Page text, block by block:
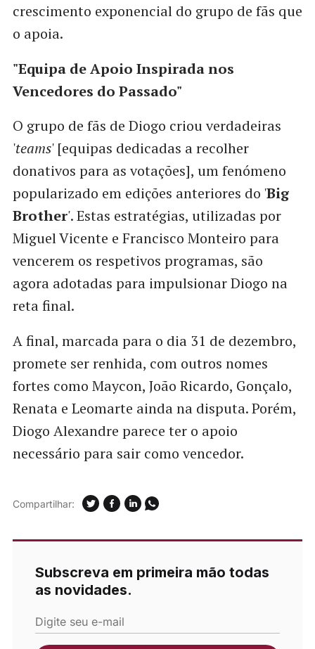
crescimento exponencial do grupo de fãs que
o apoia.
"Equipa de Apoio Inspirada nos
Vencedores do Passado"
O grupo de fãs de Diogo criou verdadeiras
'teams' [equipas dedicadas a recolher
donativos para as votações], um fenómeno
popularizado em edições anteriores do 'Big
Brother'. Estas estratégias, utilizadas por
Miguel Vicente e Francisco Monteiro para
vencerem os respetivos programas, são
agora adotadas para impulsionar Diogo na
reta final.
A final, marcada para o dia 31 de dezembro,
promete ser renhida, com outros nomes
fortes como Maycon, João Ricardo, Gonçalo,
Renata e Leomarte ainda na disputa. Porém,
Diogo Alexandre parece ter o apoio
necessário para sair como vencedor.
Compartilhar:
Subscreva em primeira mão todas
as novidades.
Digite seu e-mail